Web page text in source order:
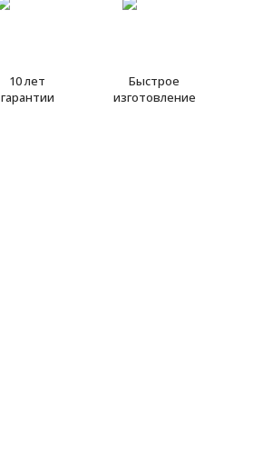
10 лет
гарантии
Быстрое
изготовление